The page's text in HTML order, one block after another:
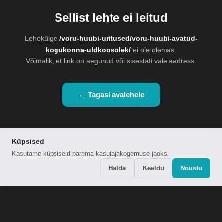
Sellist lehte ei leitud
Lehekülge /voru-huubi-uritused/voru-huubi-avatud-
kogukonna-uldkoosolek/ ei ole olemas.
Võimalik, et link on aegunud või sisestati vale aadress.
← Tagasi avalehele
Küpsised
Kasutame küpsiseid parema kasutajakogemuse jaoks.
Halda
Keeldu Nõustu